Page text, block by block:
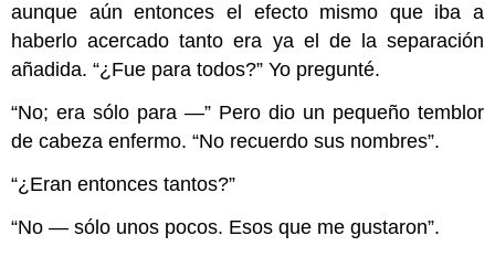
aunque aún entonces el efecto mismo que iba a
haberlo acercado tanto era ya el de la separación
añadida. “¿Fue para todos?” Yo pregunté.
“No; era sólo para —” Pero dio un pequeño temblor
de cabeza enfermo. “No recuerdo sus nombres”.
“¿Eran entonces tantos?”
“No — sólo unos pocos. Esos que me gustaron”.